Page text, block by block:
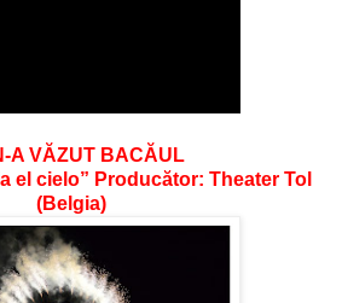
A VĂZUT BACĂUL
el cielo” Producător: Theater Tol
(Belgia)